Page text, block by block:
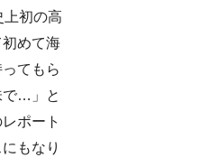
上初の高
めて海
てもら
で…」と
ポート
もなり